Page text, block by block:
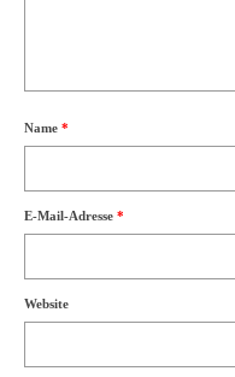
Name *
E-Mail-Adresse *
Website